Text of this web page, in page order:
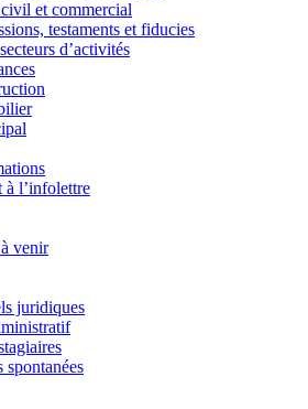
et commercial
testaments et fiducies
d’activités
à l’infolettre
venir
juridiques
spontanées